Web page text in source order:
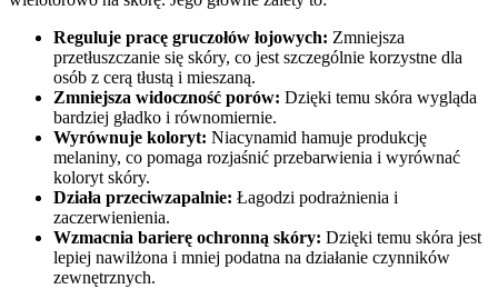
Reguluje pracę gruczołów łojowych: Zmniejsza
przetłuszczanie się skóry, co jest szczególnie korzystne dla
osób z cerą tłustą i mieszaną.
Zmniejsza widoczność porów: Dzięki temu skóra wygląda
bardziej gładko i równomiernie.
Wyrównuje koloryt: Niacynamid hamuje produkcję
melaniny, co pomaga rozjaśnić przebarwienia i wyrównać
koloryt skóry.
Działa przeciwzapalnie: Łagodzi podrażnienia i
zaczerwienienia.
Wzmacnia barierę ochronną skóry: Dzięki temu skóra jest
lepiej nawilżona i mniej podatna na działanie czynników
zewnętrznych.